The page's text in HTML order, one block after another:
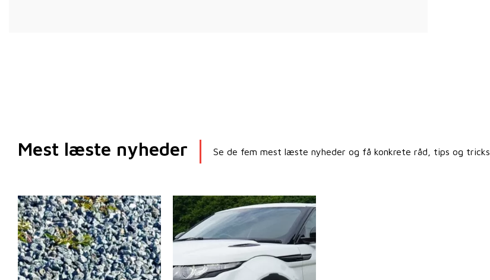
Mest læste nyheder Se de fem mest læste nyheder og få konkrete råd, tips og tricks